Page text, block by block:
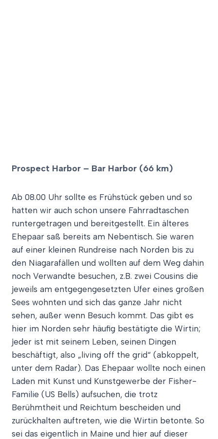
Prospect Harbor – Bar Harbor (66 km)
Ab 08.00 Uhr sollte es Frühstück geben und so
hatten wir auch schon unsere Fahrradtaschen
runtergetragen und bereitgestellt. Ein älteres
Ehepaar saß bereits am Nebentisch. Sie waren
auf einer kleinen Rundreise nach Norden bis zu
den Niagarafällen und wollten auf dem Weg dahin
noch Verwandte besuchen, z.B. zwei Cousins die
jeweils am entgegengesetzten Ufer eines großen
Sees wohnten und sich das ganze Jahr nicht
sehen, außer wenn Besuch kommt. Das gibt es
hier im Norden sehr häufig bestätigte die Wirtin;
jeder ist mit seinem Leben, seinen Dingen
beschäftigt, also „living off the grid“ (abkoppelt,
unter dem Radar). Das Ehepaar wollte noch einen
Laden mit Kunst und Kunstgewerbe der Fisher-
Familie (US Bells) aufsuchen, die trotz
Berühmtheit und Reichtum bescheiden und
zurückhalten auftreten, wie die Wirtin betonte. So
sei das eigentlich in Maine und hier auf dieser